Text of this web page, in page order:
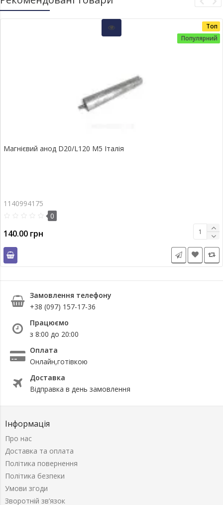
Топ
Популярний
Магнієвий анод D20/L120 М5 Італія
1140994175
0
140.00 грн
Замовлення телефону
+38 (097) 157-17-36
Працюємо
з 8:00 до 20:00
Оплата
Онлайн,готівкою
Доставка
Відправка в день замовлення
Інформація
Про нас
Доставка та оплата
Політика повернення
Політика безпеки
Умови згоди
Зворотній зв’язок